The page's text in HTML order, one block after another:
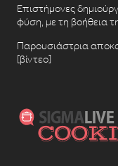
Επιστήμονες
φύση, με τη βοήθεια
Παρουσιάστρια
[βίντεο]